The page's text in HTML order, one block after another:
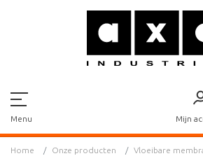
Menu Mijn
Home Onze producten
Vloeibare